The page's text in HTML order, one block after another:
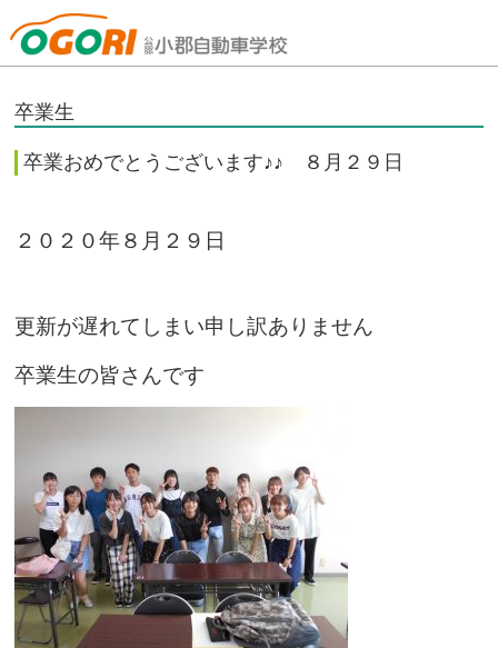
山口県小郡自動車学校
卒業生
卒業おめでとうございます♪♪ ８月２９日
２０２０年８月２９日
更新が遅れてしまい申し訳ありません
卒業生の皆さんです